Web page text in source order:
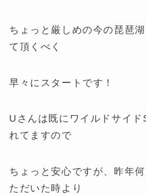
ちょっと厳しめの今の琵琶
て頂くべく
早々にスタートです！
Uさんは既にワイルドサイ
れてますので
ちょっと安心ですが、昨年
ただいた時より